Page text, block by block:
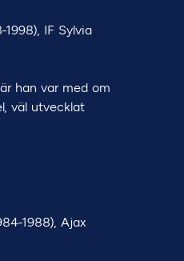
IF Sylvia
han var med om
väl utvecklat
1988), Ajax